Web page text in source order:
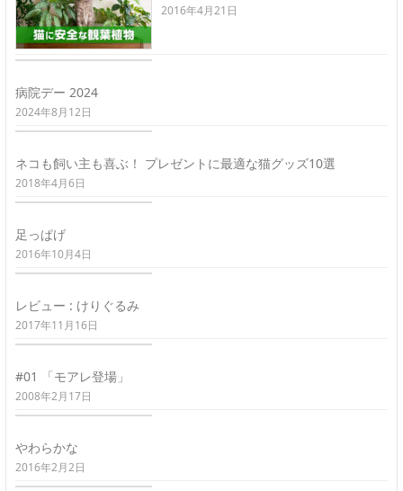
2016年4月21日
病院デー 2024
2024年8月12日
ネコも飼い主も喜ぶ！ プレゼントに最適な猫グッズ10選
2018年4月6日
足っぱげ
2016年10月4日
レビュー : けりぐるみ
2017年11月16日
#01 「モアレ登場」
2008年2月17日
やわらかな
2016年2月2日